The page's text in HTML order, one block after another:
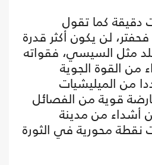
دقيقة كما تقول
لن يكون أكثر قدرة
مثل السيسي، فقواته
القوة الجوية
من الميليشيات
قوية من الفصائل
أشداء من مدينة
نقطة محورية في الثورة